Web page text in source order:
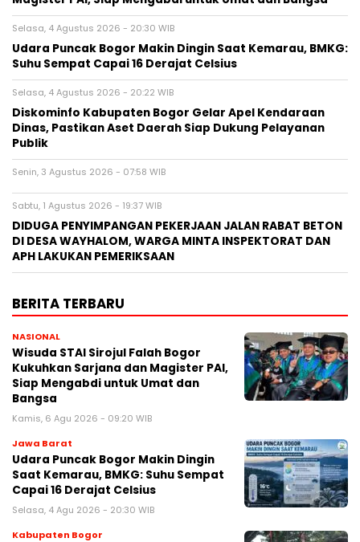
Selasa, 4 Agustus 2026 - 20:30 WIB
Udara Puncak Bogor Makin Dingin Saat Kemarau, BMKG:
Suhu Sempat Capai 16 Derajat Celsius
Selasa, 4 Agustus 2026 - 20:22 WIB
Diskominfo Kabupaten Bogor Gelar Apel Kendaraan
Dinas, Pastikan Aset Daerah Siap Dukung Pelayanan
Publik
Senin, 3 Agustus 2026 - 07:58 WIB
Sabtu, 1 Agustus 2026 - 19:37 WIB
DIDUGA PENYIMPANGAN PEKERJAAN JALAN RABAT BETON
DI DESA WAYHALOM, WARGA MINTA INSPEKTORAT DAN
APH LAKUKAN PEMERIKSAAN
BERITA TERBARU
NASIONAL
Wisuda STAI Sirojul Falah Bogor
Kukuhkan Sarjana dan Magister PAI,
Siap Mengabdi untuk Umat dan
Bangsa
Kamis, 6 Agu 2026 - 09:20 WIB
Jawa Barat
Udara Puncak Bogor Makin Dingin
Saat Kemarau, BMKG: Suhu Sempat
Capai 16 Derajat Celsius
Selasa, 4 Agu 2026 - 20:30 WIB
Kabupaten Bogor